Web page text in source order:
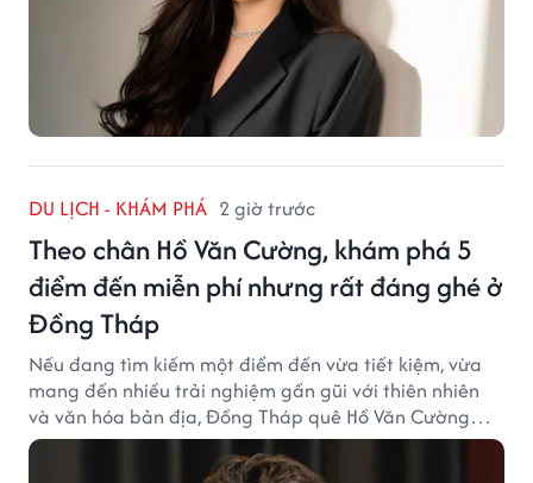
DU LỊCH - KHÁM PHÁ 2 giờ trước
Theo chân Hồ Văn Cường, khám phá 5
điểm đến miễn phí nhưng rất đáng ghé ở
Đồng Tháp
Nếu đang tìm kiếm một điểm đến vừa tiết kiệm, vừa
mang đến nhiều trải nghiệm gần gũi với thiên nhiên
và văn hóa bản địa, Đồng Tháp quê Hồ Văn Cường
chắc chắn là lựa chọn đáng cân nhắc.